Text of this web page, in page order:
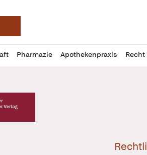
Pharmazie Apothekenpraxis Recht
Verlag Logo